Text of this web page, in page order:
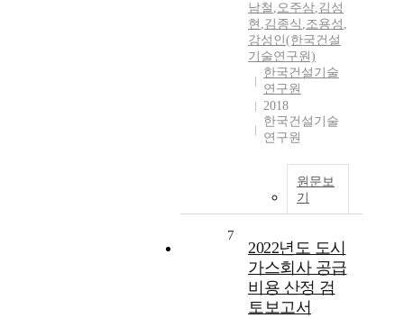
남철 ,오주삼,김성
현 ,김종식 ,조용성 ,
강성인(한국건설
기술연구원)
한국건설기술
연구원
2018
한국건설기술
연구원
원문보
기
7
2022년도 도시
가스회사 공급
비용 산정 검
토보고서